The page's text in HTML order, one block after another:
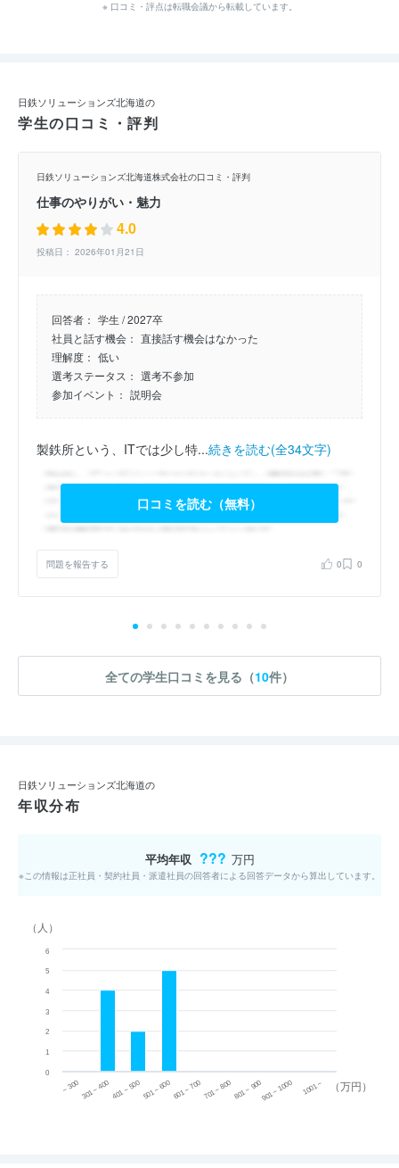
※ 口コミ・評点は転職会議から転載しています。
日鉄ソリューションズ北海道の
学生の口コミ・評判
日鉄ソリューションズ北海道株式会社の口コミ・評判
仕事のやりがい・魅力
4.0
投稿日： 2026年01月21日
回答者： 学生 / 2027卒
社員と話す機会： 直接話す機会はなかった
理解度： 低い
選考ステータス： 選考不参加
参加イベント： 説明会
製鉄所という、ITでは少し特...続きを読む(全34文字)
口コミを読む（無料）
問題を報告する 0 0
全ての学生口コミを見る（10件）
日鉄ソリューションズ北海道の
年収分布
平均年収 ??? 万円
※この情報は正社員・契約社員・派遣社員の回答者による回答データから算出しています。
（万円）
（人）
~ 300 301 ~ 400 401 ~ 500501 ~ 600601 ~ 700701 ~ 800801 ~ 900901 ~ 1000 1001 ~
0
1
2
3
4
5
6